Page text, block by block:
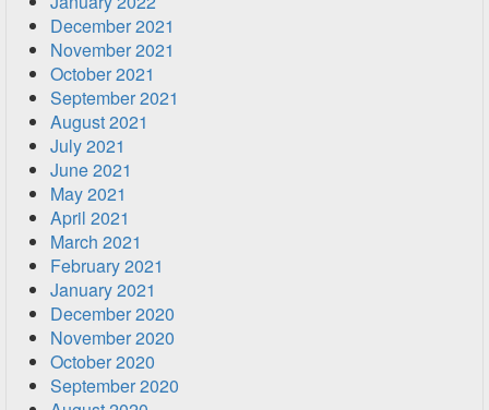
December 2021
November 2021
October 2021
September 2021
August 2021
July 2021
June 2021
May 2021
April 2021
March 2021
February 2021
January 2021
December 2020
November 2020
October 2020
September 2020